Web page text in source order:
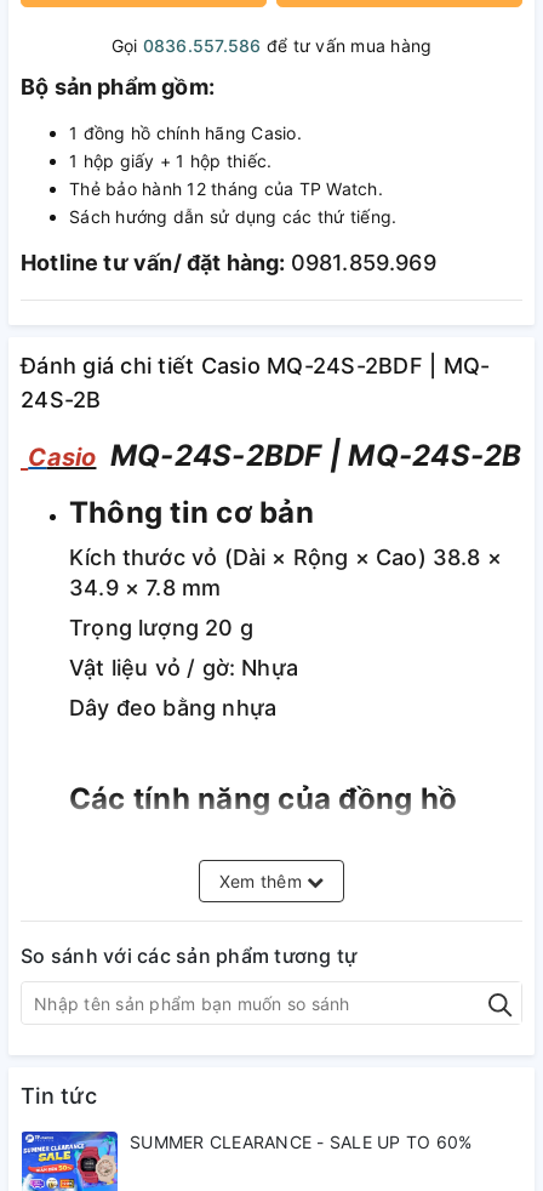
Gọi 0836.557.586 để tư vấn mua hàng
Bộ sản phẩm gồm:
1 đồng hồ chính hãng Casio.
1 hộp giấy + 1 hộp thiếc.
Thẻ bảo hành 12 tháng của TP Watch.
Sách hướng dẫn sử dụng các thứ tiếng.
Hotline tư vấn/ đặt hàng: 0981.859.969
Đánh giá chi tiết Casio MQ-24S-2BDF | MQ-
24S-2B
Casio MQ-24S-2BDF | MQ-24S-2B
Thông tin cơ bản
Kích thước vỏ (Dài × Rộng × Cao) 38.8 ×
34.9 × 7.8 mm
Trọng lượng 20 g
Vật liệu vỏ / gờ: Nhựa
Dây đeo bằng nhựa
Các tính năng của đồng hồ
Tính năng khác
Giờ hiện hành thông thường: Đồng hồ kim: 3 kim (giờ,
phút, giây)
Vỏ ngoài
Kích cỡ dây đeo tương thích 145 đến 205
Xem thêm
So sánh với các sản phẩm tương tự
Tin tức
SUMMER CLEARANCE - SALE UP TO 60%